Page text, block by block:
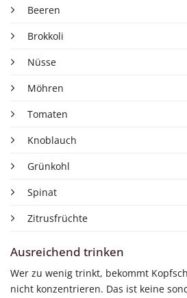
Beeren
Brokkoli
Nüsse
Möhren
Tomaten
Knoblauch
Grünkohl
Spinat
Zitrusfrüchte
Ausreichend trinken
Wer zu wenig trinkt, bekommt
nicht konzentrieren. Das ist keine